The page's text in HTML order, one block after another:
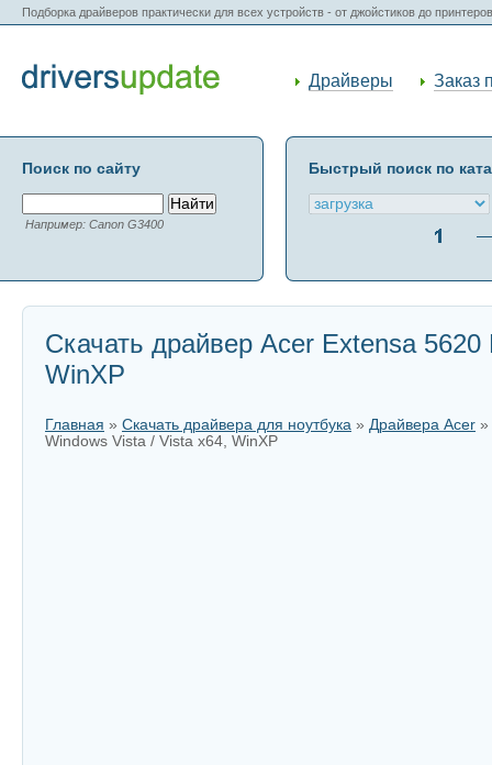
Подборка драйверов практически для всех устройств - от джойстиков до
Драйверы Заказ
Поиск по сайту
Например: Canon G3400
Быстрый поиск по
Скачать драйвер Acer Extensa
WinXP
Главная » Скачать драйвера для ноутбука » Драйвера Acer »
Windows Vista / Vista x64, WinXP